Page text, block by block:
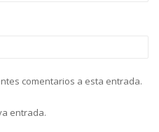
comentarios a esta entrada.
entrada.